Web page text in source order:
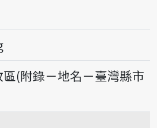
(附錄－地名－臺灣縣市